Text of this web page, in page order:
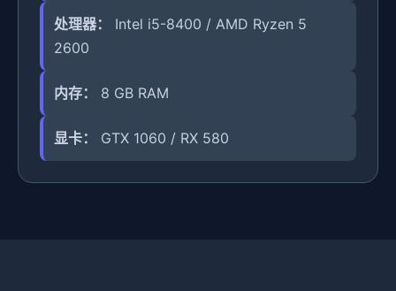
处理器：
Intel i5-8400 / AMD Ryzen 5
2600
内存： 8 GB RAM
显卡： GTX 1060 / RX 580